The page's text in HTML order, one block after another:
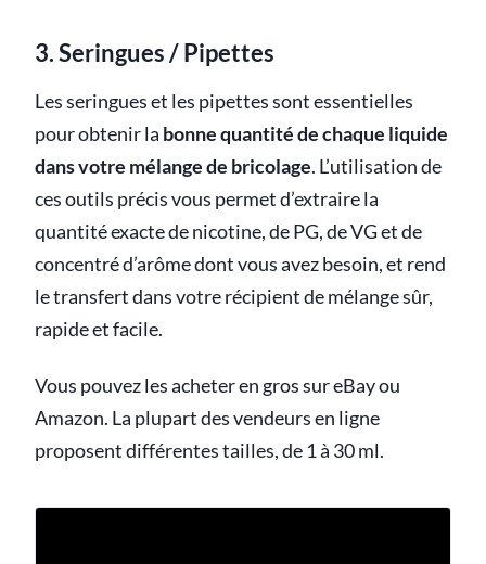
3. Seringues / Pipettes
Les seringues et les pipettes sont essentielles
pour obtenir la bonne quantité de chaque liquide
dans votre mélange de bricolage. L’utilisation de
ces outils précis vous permet d’extraire la
quantité exacte de nicotine, de PG, de VG et de
concentré d’arôme dont vous avez besoin, et rend
le transfert dans votre récipient de mélange sûr,
rapide et facile.
Vous pouvez les acheter en gros sur eBay ou
Amazon. La plupart des vendeurs en ligne
proposent différentes tailles, de 1 à 30 ml.